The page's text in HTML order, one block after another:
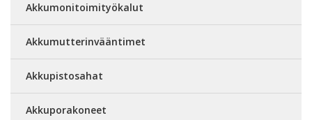
Akkumonitoimityökalut
Akkumutterinvääntimet
Akkupistosahat
Akkuporakoneet